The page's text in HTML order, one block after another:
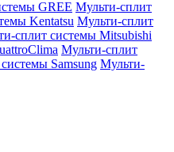
GREE Мульти-сплит
Kentatsu Мульти-сплит
сплит системы Mitsubishi
Мульти-сплит
Samsung Мульти-